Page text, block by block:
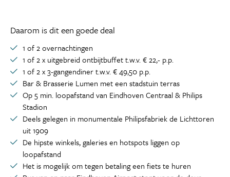
Daarom is dit een goede deal
1 of 2 overnachtingen
1 of 2 x uitgebreid ontbijtbuffet t.w.v. € 22,- p.p.
1 of 2 x 3-gangendiner t.w.v. € 49,50 p.p.
Bar & Brasserie Lumen met een stadstuin terras
Op 5 min. loopafstand van Eindhoven Centraal & Philips
Stadion
Deels gelegen in monumentale Philipsfabriek de Lichttoren
uit 1909
De hipste winkels, galeries en hotspots liggen op
loopafstand
Het is mogelijk om tegen betaling een fiets te huren